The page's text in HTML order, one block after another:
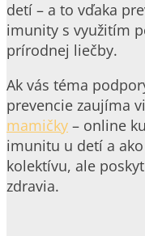
detí – a to vďaka
imunity s využitím
prírodnej liečby.
Ak vás téma
prevencie zaujíma
mamičky – online
imunitu u detí a
kolektívu, ale
zdravia.